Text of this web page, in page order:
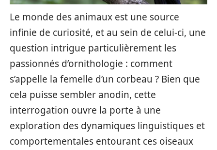
Le monde des animaux est une source
infinie de curiosité, et au sein de celui-ci, une
question intrigue particulièrement les
passionnés d’ornithologie : comment
s’appelle la femelle d’un corbeau ? Bien que
cela puisse sembler anodin, cette
interrogation ouvre la porte à une
exploration des dynamiques linguistiques et
comportementales entourant ces oiseaux